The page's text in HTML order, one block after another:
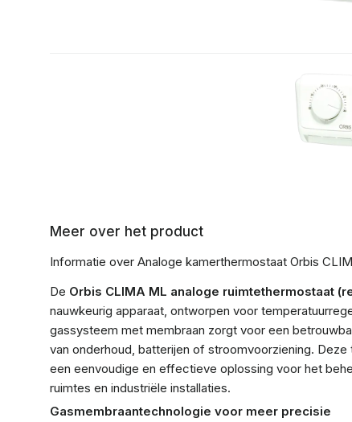
Meer over het product
Informatie over Analoge kamerthermostaat Orbis
De Orbis CLIMA ML analoge ruimtethermostaat
nauwkeurig apparaat, ontworpen voor
gassysteem met membraan zorgt voor een
van onderhoud, batterijen of stroomvoorziening.
een eenvoudige en effectieve oplossing voor het
ruimtes en industriële installaties.
Gasmembraantechnologie voor meer precisie